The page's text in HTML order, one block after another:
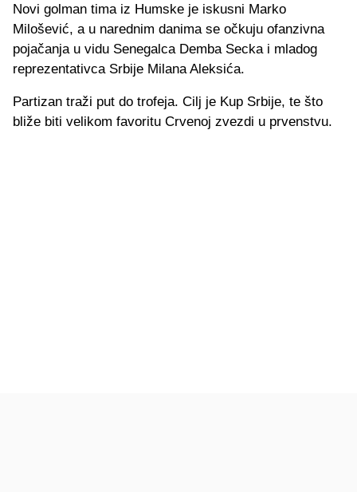
Novi golman tima iz Humske je iskusni Marko
Milošević, a u narednim danima se očkuju ofanzivna
pojačanja u vidu Senegalca Demba Secka i mladog
reprezentativca Srbije Milana Aleksića.
Partizan traži put do trofeja. Cilj je Kup Srbije, te što
bliže biti velikom favoritu Crvenoj zvezdi u prvenstvu.